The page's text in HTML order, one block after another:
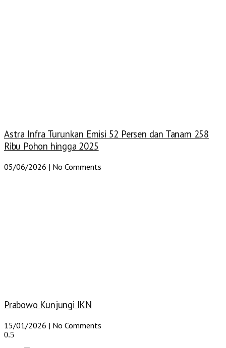
Astra Infra Turunkan Emisi 52 Persen dan Tanam 258
Ribu Pohon hingga 2025
05/06/2026 No Comments
Prabowo Kunjungi IKN
15/01/2026 No Comments